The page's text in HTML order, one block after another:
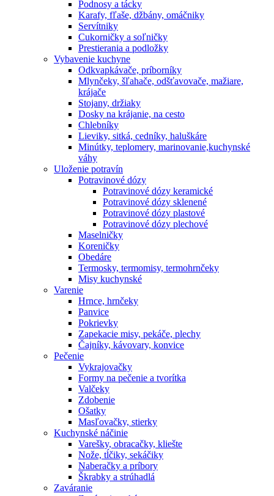
Podnosy a tácky
Karafy, fľaše, džbány, omáčniky
Servítniky
Cukorničky a soľničky
Prestierania a podložky
Vybavenie kuchyne
Odkvapkávače, príborníky
Mlynčeky, šľahače, odšťavovače, mažiare,
krájače
Stojany, držiaky
Dosky na krájanie, na cesto
Chlebníky
Lieviky, sitká, cedníky, haluškáre
Minútky, teplomery, marinovanie,kuchynské
váhy
Uloženie potravín
Potravinové dózy
Potravinové dózy keramické
Potravinové dózy sklenené
Potravinové dózy plastové
Potravinové dózy plechové
Maselničky
Koreničky
Obedáre
Termosky, termomisy, termohrnčeky
Misy kuchynské
Varenie
Hrnce, hrnčeky
Panvice
Pokrievky
Zapekacie misy, pekáče, plechy
Čajníky, kávovary, konvice
Pečenie
Vykrajovačky
Formy na pečenie a tvorítka
Valčeky
Zdobenie
Ošatky
Masľovačky, stierky
Kuchynské náčinie
Varešky, obracačky, kliešte
Nože, tĺčiky, sekáčiky
Naberačky a príbory
Škrabky a strúhadlá
Zaváranie